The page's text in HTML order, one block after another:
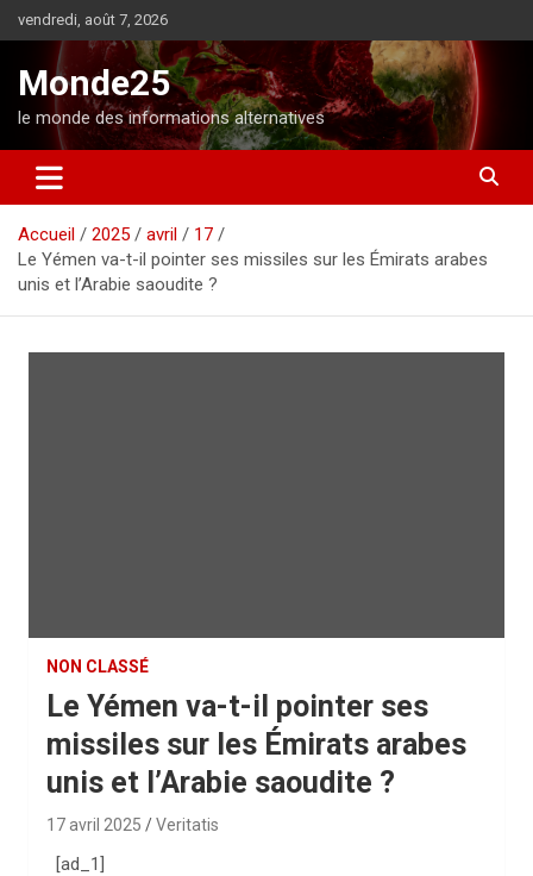
l
o
n
vendredi, août 7, 2026
Monde25
le monde des informations alternatives
Accueil 2025 avril
17
Le Yémen va-t-il pointer ses missiles sur les Émirats arabes
unis et l’Arabie saoudite ?
NON CLASSÉ
Le Yémen va-t-il pointer ses
missiles sur les Émirats arabes
unis et l’Arabie saoudite ?
17 avril 2025 Veritatis
[ad_1]